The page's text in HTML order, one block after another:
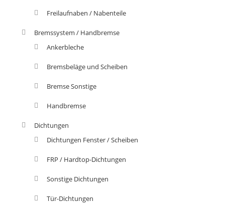
Freilaufnaben / Nabenteile
Bremssystem / Handbremse
Ankerbleche
Bremsbeläge und Scheiben
Bremse Sonstige
Handbremse
Dichtungen
Dichtungen Fenster / Scheiben
FRP / Hardtop-Dichtungen
Sonstige Dichtungen
Tür-Dichtungen